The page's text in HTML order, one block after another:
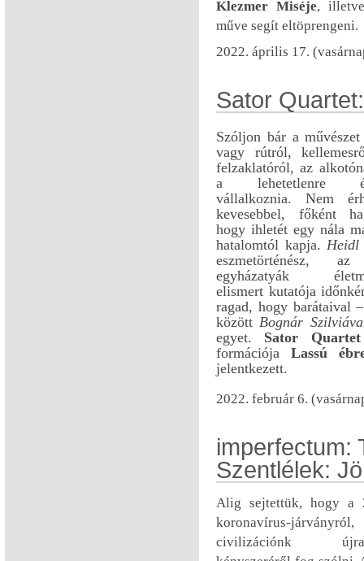
Klezmer Miséje,
műve segít eltöprengeni.
2022. április 17.
Sator
Szóljon bár a
vagy rútról,
felzaklatóról, az
a lehetetlenre
vállalkoznia. Nem
kevesebbel, főként
hogy ihletét egy nála
hatalomtól kapja.Heidl
eszmetörténész,
egyházatyák
elismert kutatója
ragad, hogy barátaival
közöttBognár
egyet. Sator Quartet
formációja Lassú
jelentkezett.
2022. február 6.
imperfectum:
Szentlélek:
Alig sejtettük, hogy a
koronavírus-
civilizációnk